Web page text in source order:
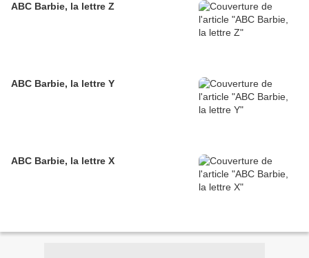
ABC Barbie, la lettre Z
ABC Barbie, la lettre Y
ABC Barbie, la lettre X